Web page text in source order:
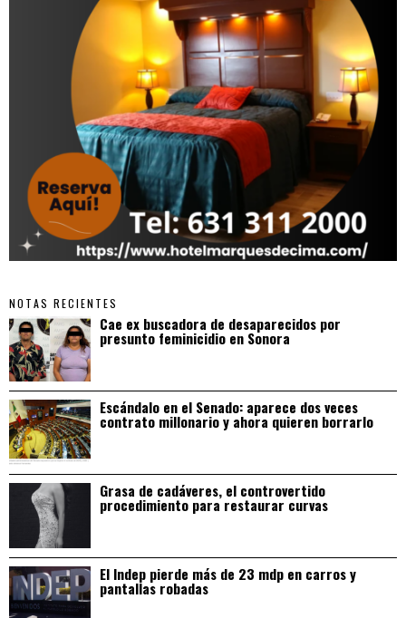
NOTAS RECIENTES
Cae ex buscadora de desaparecidos por
presunto feminicidio en Sonora
Escándalo en el Senado: aparece dos veces
contrato millonario y ahora quieren borrarlo
Grasa de cadáveres, el controvertido
procedimiento para restaurar curvas
El Indep pierde más de 23 mdp en carros y
pantallas robadas